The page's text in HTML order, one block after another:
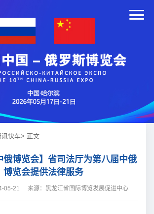
讯快车> 正文
俄博览会】省司法厅为第八届中俄
博览会提供法律服务
05-21 来源：黑龙江省国际博览发展促进中心